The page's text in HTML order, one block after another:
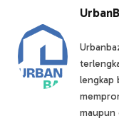
lengkap
maupun